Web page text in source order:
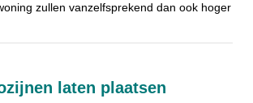
zullen vanzelfsprekend dan ook hoger
laten plaatsen